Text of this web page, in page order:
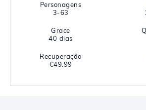
Personagens
3-63
Grace
40 dias
Recuperação
€49.99